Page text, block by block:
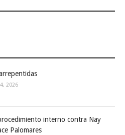
2026
interno contra Nay
Palomares